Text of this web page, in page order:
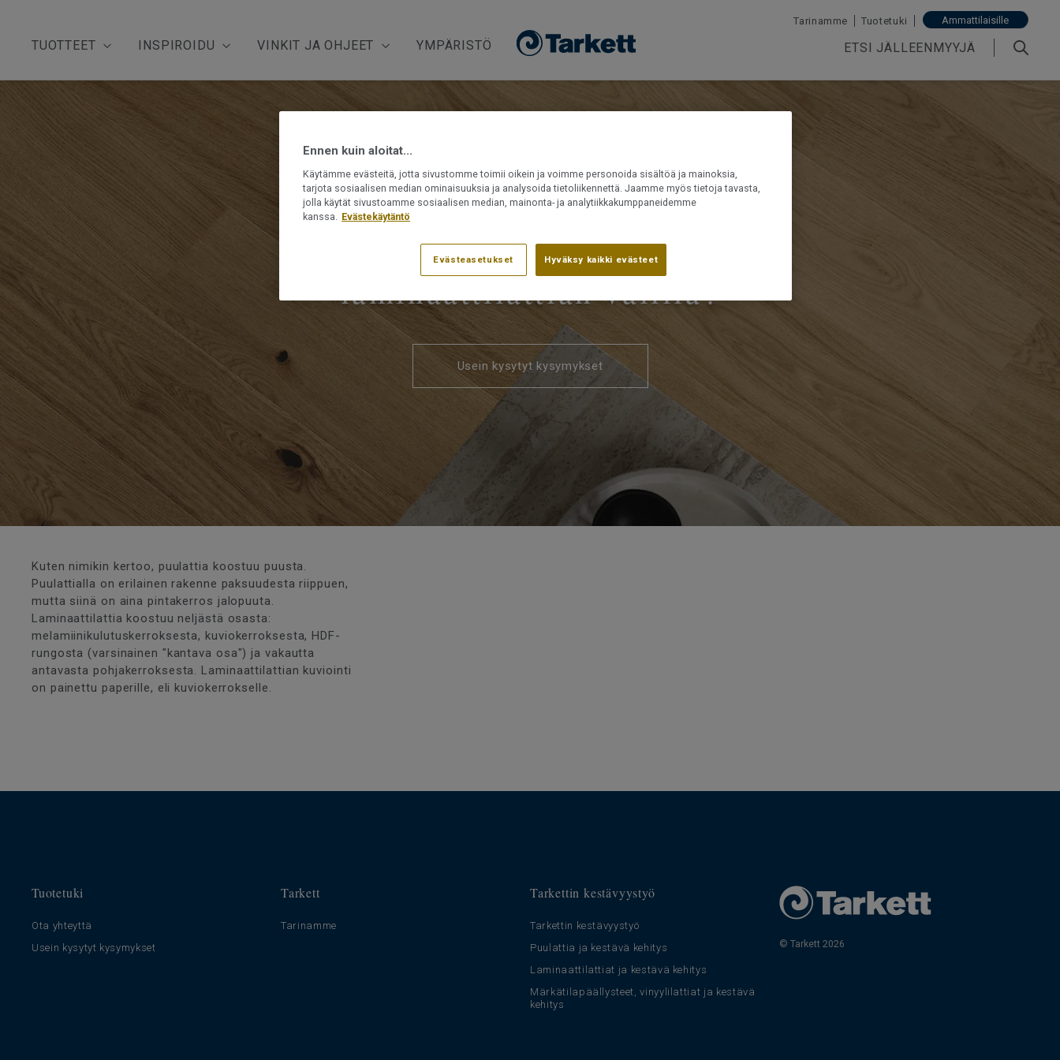
TUOTTEET INSPIROIDU VINKIT JA OHJEET YMPÄRISTÖ
Tarinamme Tuotetuki Ammattilaisille
ETSI JÄLLEENMYYJÄ
Mikä ero on parkettilattian ja
laminaattilattian välillä?
Usein kysytyt kysymykset
Kuten nimikin kertoo, puulattia koostuu puusta.
Puulattialla on erilainen rakenne paksuudesta riippuen,
mutta siinä on aina pintakerros jalopuuta.
Laminaattilattia koostuu neljästä osasta:
melamiinikulutuskerroksesta, kuviokerroksesta, HDF-
rungosta (varsinainen "kantava osa") ja vakautta
antavasta pohjakerroksesta. Laminaattilattian kuviointi
on painettu paperille, eli kuviokerrokselle.
Tuotetuki
Ota yhteyttä
Usein kysytyt kysymykset
Tarkett
Tarinamme
Tarkettin kestävyystyö
Tarkettin kestävyystyö
Puulattia ja kestävä kehitys
Laminaattilattiat ja kestävä kehitys
Märkätilapäällysteet, vinyylilattiat ja kestävä
kehitys
© Tarkett 2026
Ennen kuin aloitat...
Käytämme evästeitä, jotta sivustomme toimii oikein ja voimme personoida sisältöä ja mainoksia,
tarjota sosiaalisen median ominaisuuksia ja analysoida tietoliikennettä. Jaamme myös tietoja tavasta,
jolla käytät sivustoamme sosiaalisen median, mainonta- ja analytiikkakumppaneidemme
kanssa. Evästekäytäntö
Evästeasetukset Hyväksy kaikki evästeet